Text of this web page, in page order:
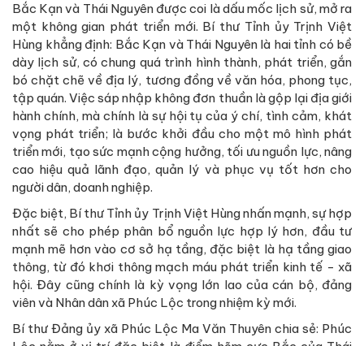
Bắc Kạn và Thái Nguyên được coi là dấu mốc lịch sử, mở ra
một không gian phát triển mới. Bí thư Tỉnh ủy Trịnh Việt
Hùng khẳng định: Bắc Kạn và Thái Nguyên là hai tỉnh có bề
dày lịch sử, có chung quá trình hình thành, phát triển, gắn
bó chặt chẽ về địa lý, tương đồng về văn hóa, phong tục,
tập quán. Việc sáp nhập không đơn thuần là gộp lại địa giới
hành chính, mà chính là sự hội tụ của ý chí, tình cảm, khát
vọng phát triển; là bước khởi đầu cho một mô hình phát
triển mới, tạo sức mạnh cộng hưởng, tối ưu nguồn lực, nâng
cao hiệu quả lãnh đạo, quản lý và phục vụ tốt hơn cho
người dân, doanh nghiệp.
Đặc biệt, Bí thư Tỉnh ủy Trịnh Việt Hùng nhấn mạnh, sự hợp
nhất sẽ cho phép phân bổ nguồn lực hợp lý hơn, đầu tư
mạnh mẽ hơn vào cơ sở hạ tầng, đặc biệt là hạ tầng giao
thông, từ đó khơi thông mạch máu phát triển kinh tế - xã
hội. Đây cũng chính là kỳ vọng lớn lao của cán bộ, đảng
viên và Nhân dân xã Phúc Lộc trong nhiệm kỳ mới.
Bí thư Đảng ủy xã Phúc Lộc Ma Văn Thuyên chia sẻ: Phúc